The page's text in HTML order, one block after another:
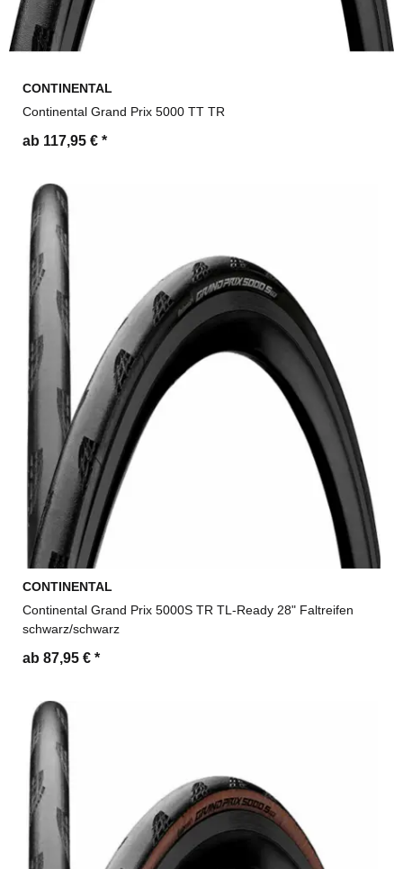
CONTINENTAL
Continental Grand Prix 5000 TT TR
ab 117,95 € *
CONTINENTAL
Continental Grand Prix 5000S TR TL-Ready 28" Faltreifen
schwarz/schwarz
ab 87,95 € *